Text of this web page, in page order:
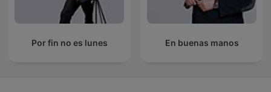
Por fin no es lunes En buenas manos